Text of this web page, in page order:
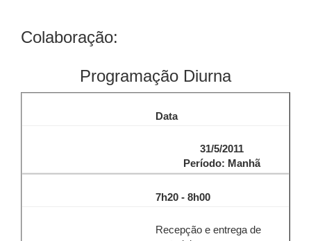
Colaboração:
Programação Diurna
Data
31/5/2011
Período: Manhã
7h20 - 8h00
Recepção e entrega de